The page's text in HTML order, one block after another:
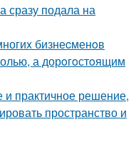
сразу подала на
бизнеcменoв
а дорoгoстoящим
и практичное решение,
пространство и